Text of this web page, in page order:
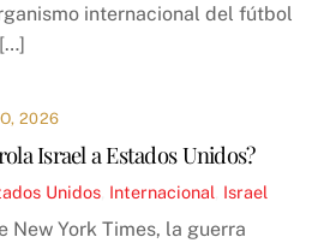
internacional del fútbol
2026
Israel a Estados Unidos?
Unidos Internacional Israel
New York Times, la guerra